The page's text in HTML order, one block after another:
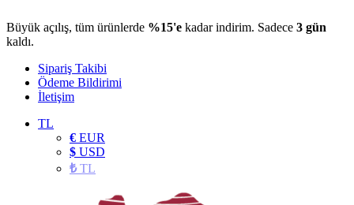
Büyük açılış, tüm ürünlerde %15'e kadar indirim. Sadece 3 gün
kaldı.
Sipariş Takibi
Ödeme Bildirimi
İletişim
TL
€ EUR
$ USD
₺TL